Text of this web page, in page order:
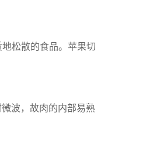
松散的食品。苹果切
波，故肉的内部易熟